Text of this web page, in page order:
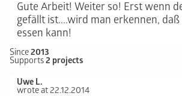
Gute Arbeit! Weiter so! Erst wenn
gefällt ist....wird man erkennen,
essen kann!
Since2013
Supports2 projects
Uwe L.
wrote at 22.12.2014